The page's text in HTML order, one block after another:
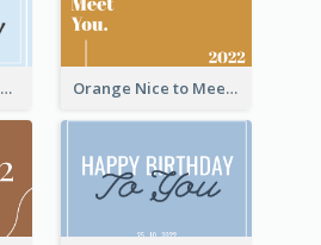
School Graduation Celebration Card Orange Nice to Meet You Greeting Card